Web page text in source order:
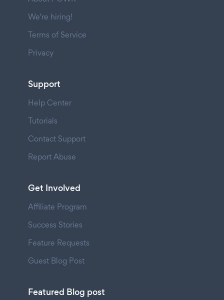
We're hiring!
Terms of Service
Privacy
Support
Help Center
Tutorials
Contact Support
Report Abuse
Get Involved
Affiliate Program
Success Stories
Feature Requests
Guest Blog Post
Featured Blog post